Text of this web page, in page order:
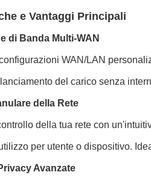
e Vantaggi Principali
di Banda Multi-WAN
WAN/LAN
del carico senza
della Rete
della tua rete con
per utente o dispositivo.
Avanzate